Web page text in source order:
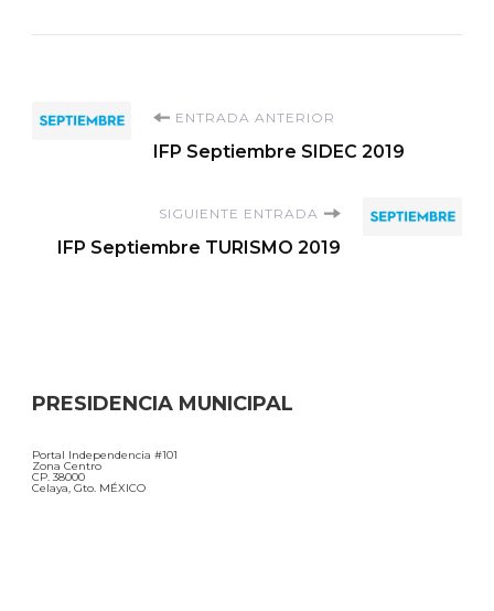
Navegación
entradas
ENTRADA ANTERIOR
IFP Septiembre SIDEC 2019
SIGUIENTE ENTRADA
IFP Septiembre TURISMO 2019
PRESIDENCIA MUNICIPAL
Portal Independencia #101
Zona Centro
CP. 38000
Celaya, Gto. MÉXICO